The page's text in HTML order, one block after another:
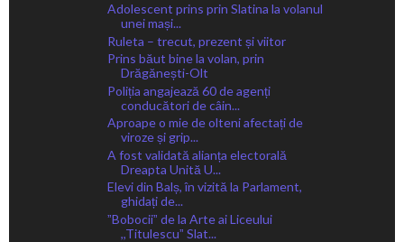
Adolescent prins prin Slatina la volanul
unei mași...
Ruleta – trecut, prezent și viitor
Prins băut bine la volan, prin
Drăgănești-Olt
Poliția angajează 60 de agenți
conducători de câin...
Aproape o mie de olteni afectați de
viroze și grip...
A fost validată alianța electorală
Dreapta Unită U...
Elevi din Balș, în vizită la Parlament,
ghidați de...
ˮBobociiˮ de la Arte ai Liceului
,,Titulescuˮ Slat...